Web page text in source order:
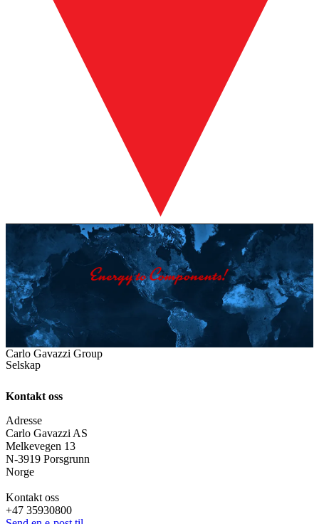
Carlo Gavazzi Group
Selskap
Kontakt oss
Adresse
Carlo Gavazzi AS
Melkevegen 13
N-3919 Porsgrunn
Norge
Kontakt oss
+47 35930800